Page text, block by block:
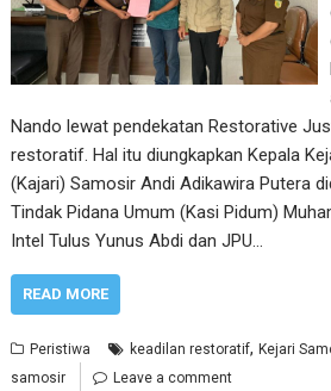
Nando lewat pendekatan Restorative
restoratif. Hal itu diungkapkan Kepala
(Kajari) Samosir Andi Adikawira Putera
Tindak Pidana Umum (Kasi Pidum)
Intel Tulus Yunus Abdi dan JPU…
READ MORE
Peristiwa keadilan restoratif,Kejari
samosir Leave a comment